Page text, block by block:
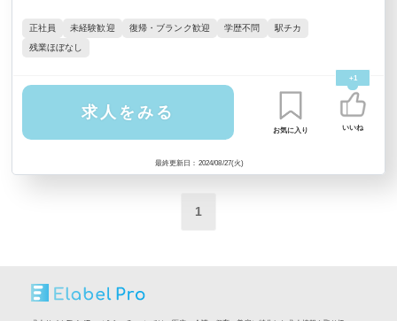
正社員 未経験歓迎 復帰・ブランク歓迎 学歴不問
駅チカ
残業ほぼなし
最終更新日：2024/08/27(火)
求人をみる
お気に入り
+1
いいね
1